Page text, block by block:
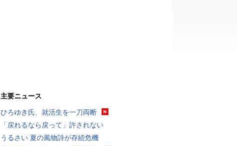
主要ニュース
ひろゆき氏、就活生を一刀両断
「戻れるなら戻って」許されない
うるさい 夏の風物詩が存続危機